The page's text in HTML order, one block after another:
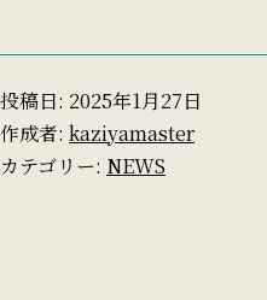
投稿日: 2025年1月27日
作成者: kaziyamaster
カテゴリー: NEWS